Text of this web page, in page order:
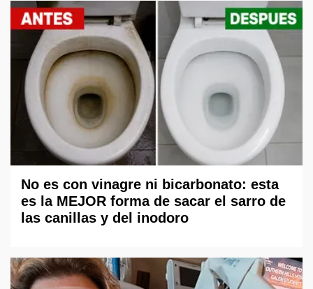
No es con vinagre ni bicarbonato: esta
es la MEJOR forma de sacar el sarro de
las canillas y del inodoro